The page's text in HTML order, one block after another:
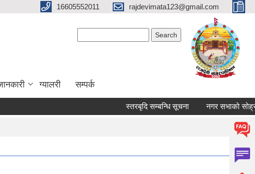
16605552011 rajdevimata123@gmail.com
ग्यालरी सम्पर्क
स्तरबृदि सम्बन्धि सूचना नगर सभाको